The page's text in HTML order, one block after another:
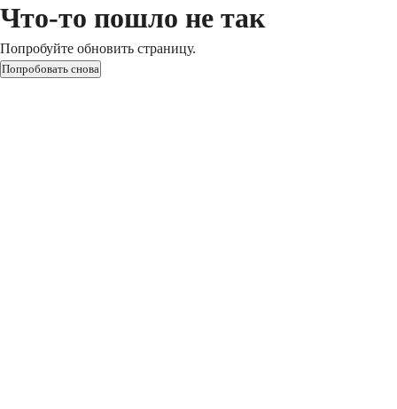
Что-то пошло не так
Попробуйте обновить страницу.
Попробовать снова